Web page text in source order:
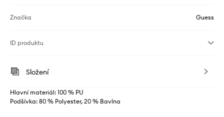
Značka Guess
ID produktu
Složení
Hlavní materiál: 100 % PU
Podšívka: 80 % Polyester, 20 % Bavlna